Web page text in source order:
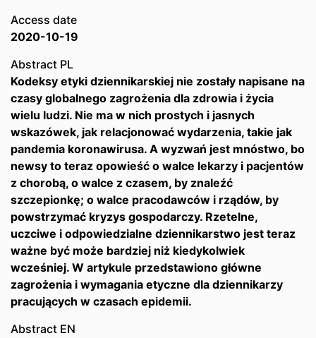
Access date
2020-10-19
Abstract PL
Kodeksy etyki dziennikarskiej nie zostały napisane na
czasy globalnego zagrożenia dla zdrowia i życia
wielu ludzi. Nie ma w nich prostych i jasnych
wskazówek, jak relacjonować wydarzenia, takie jak
pandemia koronawirusa. A wyzwań jest mnóstwo, bo
newsy to teraz opowieść o walce lekarzy i pacjentów
z chorobą, o walce z czasem, by znaleźć
szczepionkę; o walce pracodawców i rządów, by
powstrzymać kryzys gospodarczy. Rzetelne,
uczciwe i odpowiedzialne dziennikarstwo jest teraz
ważne być może bardziej niż kiedykolwiek
wcześniej. W artykule przedstawiono główne
zagrożenia i wymagania etyczne dla dziennikarzy
pracujących w czasach epidemii.
Abstract EN